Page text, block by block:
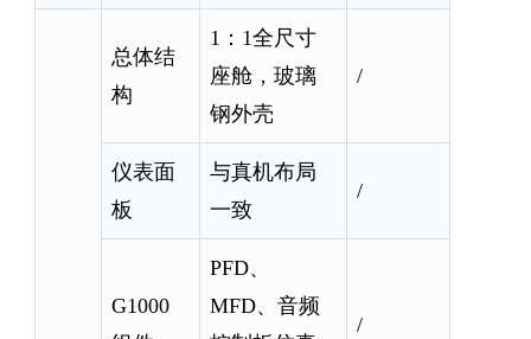
总体结
构
1：1全尺寸
座舱，玻璃
钢外壳
/
仪表面
板
与真机布局
一致
/
G1000
PFD、
MFD、音频
/